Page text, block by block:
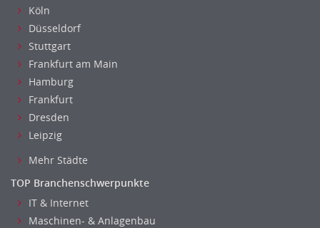
Köln
Düsseldorf
Stuttgart
Frankfurt am Main
Hamburg
Frankfurt
Dresden
Leipzig
Mehr Städte
TOP Branchenschwerpunkte
IT & Internet
Maschinen- & Anlagenbau